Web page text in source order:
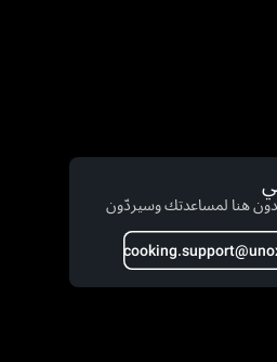
هنا لمساعدتك وسيردّون